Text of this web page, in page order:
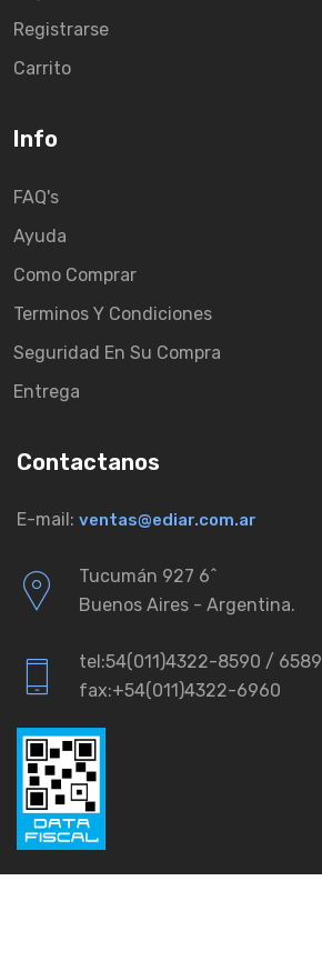
Registrarse
Carrito
Info
FAQ's
Ayuda
Como Comprar
Terminos Y Condiciones
Seguridad En Su Compra
Entrega
Contactanos
E-mail: ventas@ediar.com.ar
Tucumán 927 6ˆ
Buenos Aires - Argentina.
tel:54(011)4322-8590 / 6589
fax:+54(011)4322-6960